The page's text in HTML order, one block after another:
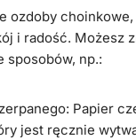
ozdoby
i radość. Możesz
sposobów, np.:
Papier
jest ręcznie